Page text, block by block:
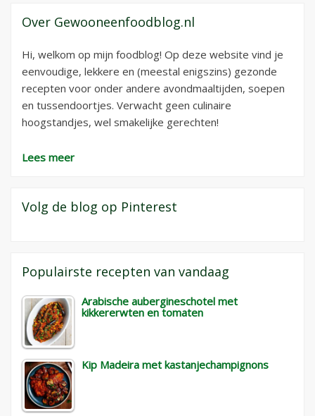
Over Gewooneenfoodblog.nl
Hi, welkom op mijn foodblog! Op deze website vind je
eenvoudige, lekkere en (meestal enigszins) gezonde
recepten voor onder andere avondmaaltijden, soepen
en tussendoortjes. Verwacht geen culinaire
hoogstandjes, wel smakelijke gerechten!
Lees meer
Volg de blog op Pinterest
Populairste recepten van vandaag
Arabische aubergineschotel met
kikkererwten en tomaten
Kip Madeira met kastanjechampignons